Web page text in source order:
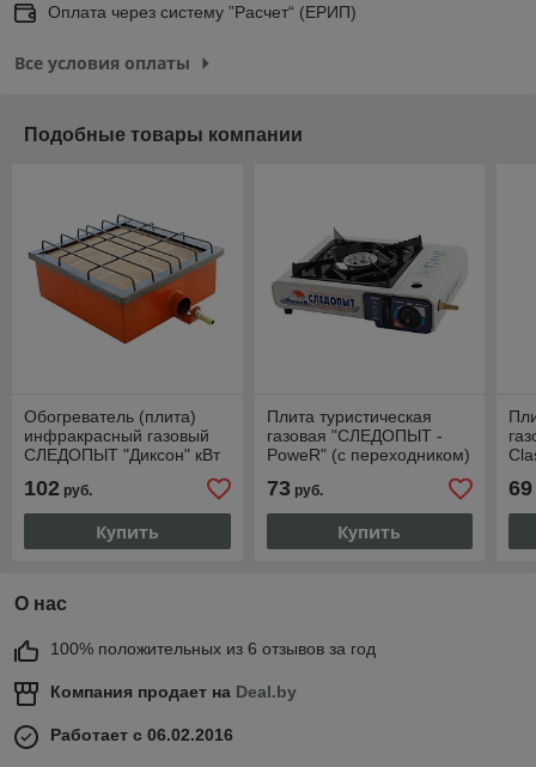
Оплата через систему ”Расчет“ (ЕРИП)
Все условия оплаты
Подобные товары компании
Обогреватель (плита)
инфракрасный газовый
СЛЕДОПЫТ "Диксон" кВт
102 руб.
Купить
Плита туристическая
газовая "СЛЕДОПЫТ -
PoweR" (с переходником)
73руб.
Купить
69
О нас
100% положительных из 6 отзывов за год
Компания продает на Deal.by
Работает с 06.02.2016